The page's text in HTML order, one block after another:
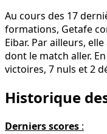
Au cours des 17
formations, Getafe
Eibar. Par ailleurs,
dont le match aller.
victoires, 7 nuls et 2
Historique
Derniers scores :